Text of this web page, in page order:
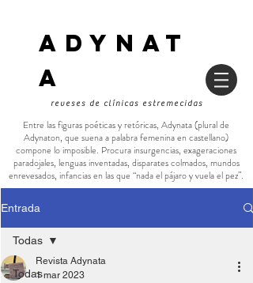
ADYNAT
a
reveses de clínicas estremecidas
Entre las figuras poéticas y retóricas, Adynata (plural de
Adynaton, que suena a palabra femenina en castellano)
compone lo imposible. Procura insurgencias, exageraciones
paradojales, lenguas inventadas, disparates colmados, mundos
enrevesados, infancias en las que “nada el pájaro y vuela el pez”.
Entrada
Todas
Todas
Revista Adynata
1 mar 2023